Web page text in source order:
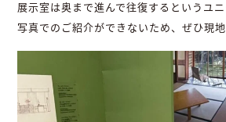
展示室は奥まで進んで往復するというユニ
写真でのご紹介ができないため、ぜひ現地